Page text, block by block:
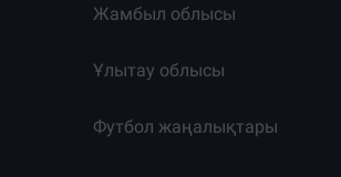
Жамбыл облысы
Ұлытау облысы
Футбол жаңалықтары